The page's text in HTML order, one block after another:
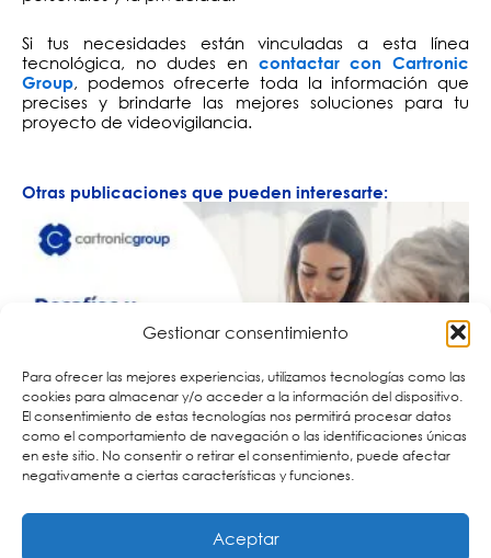
Gestionar consentimiento
Para ofrecer las mejores experiencias, utilizamos tecnologías como las
cookies para almacenar y/o acceder a la información del dispositivo.
El consentimiento de estas tecnologías nos permitirá procesar datos
como el comportamiento de navegación o las identificaciones únicas
en este sitio. No consentir o retirar el consentimiento, puede afectar
negativamente a ciertas características y funciones.
Aceptar
Si tus necesidades están vinculadas a esta línea
tecnológica, no dudes en contactar con Cartronic
Group, podemos ofrecerte toda la información que
precises y brindarte las mejores soluciones para tu
proyecto de videovigilancia.
Otras publicaciones que pueden interesarte: